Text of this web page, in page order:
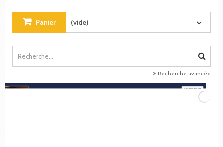
Panier (vide)
Recherche avancée